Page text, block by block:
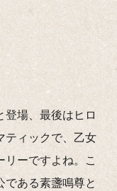
場、最後はヒロ
ティックで、乙女
ーですよね。こ
である素盞鳴尊と